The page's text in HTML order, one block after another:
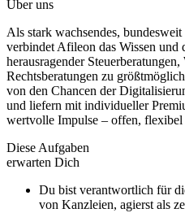
Über uns
Als stark wachsendes,
verbindet Afileon das Wissen und
herausragender
Rechtsberatungen zu
von den Chancen der
und liefern mit individueller
wertvolle Impulse – offen, flexibel
Diese Aufgaben
erwarten Dich
Du bist verantwortlich für
von Kanzleien, agierst als